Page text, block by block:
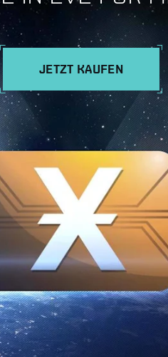
JETZT KAUFEN